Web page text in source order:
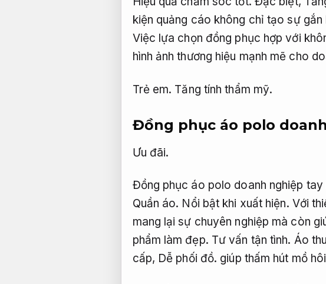
kiện quảng cáo không chỉ tạo sự
Việc lựa chọn đồng phục hợp với
hình ảnh thương hiệu mạnh mẽ cho
Trẻ em. Tăng tính thẩm mỹ.
Đồng phục áo polo
Ưu đãi.
Đồng phục áo polo doanh nghiệp tay
Quần áo. Nổi bật khi xuất hiện. Với
mang lại sự chuyên nghiệp mà còn
phẩm làm đẹp. Tư vấn tận tình. Áo
cấp, Dễ phối đồ. giúp thấm hút mồ